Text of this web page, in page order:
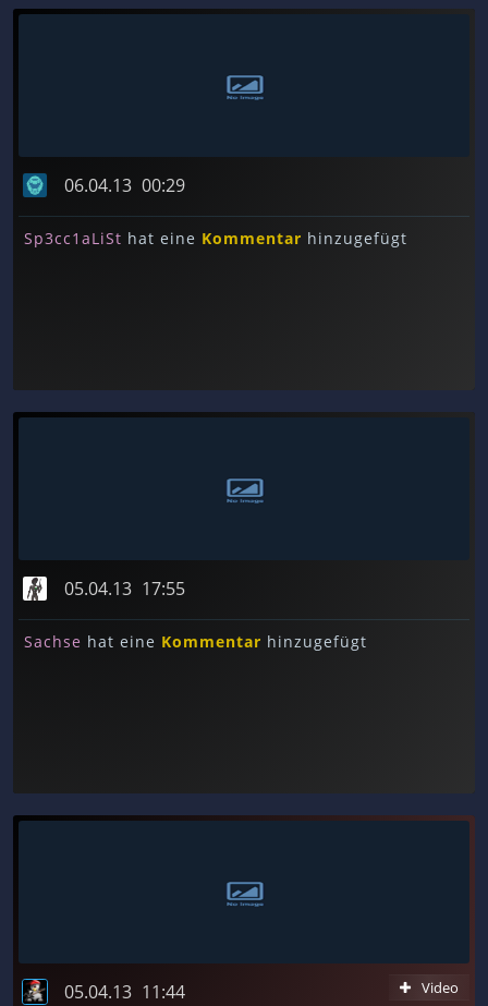
06.04.13 00:29
Sp3cc1aLiSt hat eine Kommentar hinzugefügt
05.04.13 17:55
Sachse hat eine Kommentar hinzugefügt
Video
05.04.13 11:44